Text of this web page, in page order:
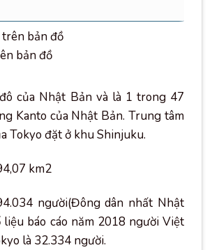
bản đồ
của Nhật Bản và là 1 trong 47
Kanto của Nhật Bản. Trung tâm
Tokyo đặt ở khu Shinjuku.
km2
người(Đông dân nhất Nhật
liệu báo cáo năm 2018 người Việt
là 32.334 người.